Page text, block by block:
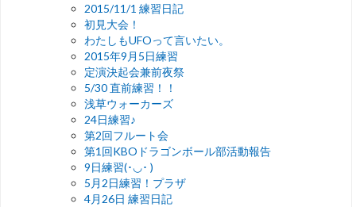
2015/11/1 練習日記
初見大会！
わたしもUFOって言いたい。
2015年9月5日練習
定演決起会兼前夜祭
5/30 直前練習！！
浅草ウォーカーズ
24日練習♪
第2回フルート会
第1回KBOドラゴンボール部活動報告
9日練習(･◡･ )
5月2日練習！プラザ
4月26日 練習日記